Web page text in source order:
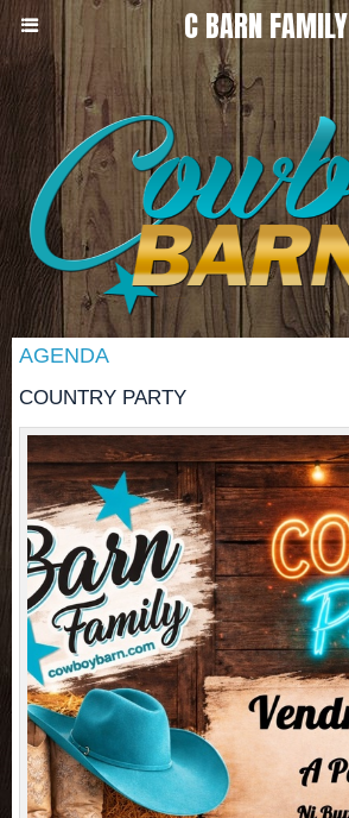
C BARN FAMILY
AGENDA
COUNTRY PARTY